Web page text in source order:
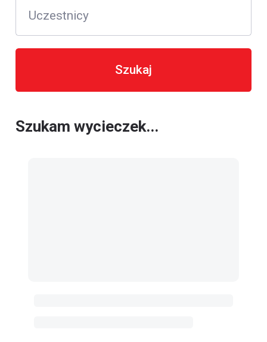
Uczestnicy
Szukaj
Szukam wycieczek...